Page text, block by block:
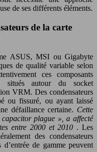
de ses différents éléments.
de la carte
ASUS, MSI ou Gigabyte
de qualité variable selon
ces composants
situés autour du socket
VRM. Des condensateurs
ou fissuré, ou ayant laissé
défaillance certaine. Cette
plague », a affecté
entre 2000 et 2010 . Les
des condensateurs
de gamme peuvent